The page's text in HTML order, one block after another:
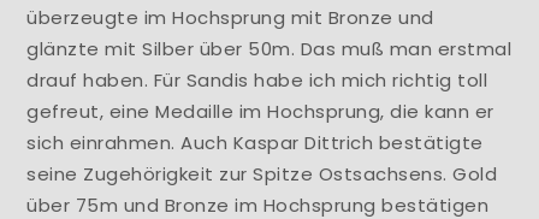
überzeugte im Hochsprung mit Bronze und
glänzte mit Silber über 50m. Das muß man erstmal
drauf haben. Für Sandis habe ich mich richtig toll
gefreut, eine Medaille im Hochsprung, die kann er
sich einrahmen. Auch Kaspar Dittrich bestätigte
seine Zugehörigkeit zur Spitze Ostsachsens. Gold
über 75m und Bronze im Hochsprung bestätigen